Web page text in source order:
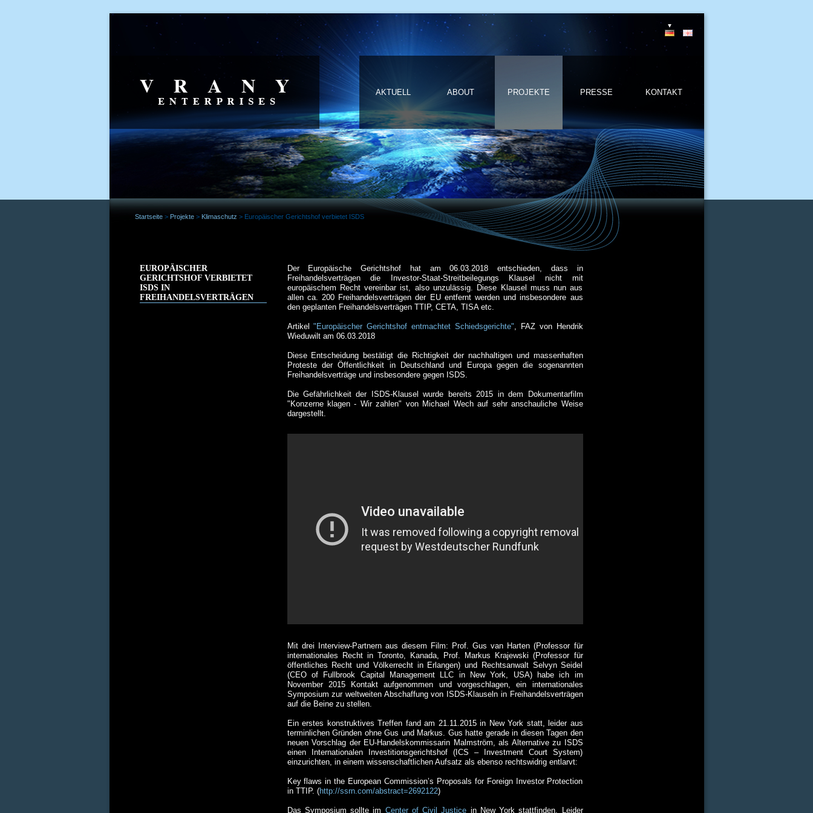
AKTUELL ABOUT PROJEKTE PRESSE KONTAKT
Startseite> Projekte> Klimaschutz > Europäischer Gerichtshof verbietet ISDS
EUROPÄISCHER
GERICHTSHOF VERBIETET
ISDS IN
FREIHANDELSVERTRÄGEN
Der Europäische Gerichtshof hat am 06.03.2018 entschieden, dass in
Freihandelsverträgen die Investor-Staat-Streitbeilegungs Klausel nicht mit
europäischem Recht vereinbar ist, also unzulässig. Diese Klausel muss nun aus
allen ca. 200 Freihandelsverträgen der EU entfernt werden und insbesondere aus
den geplanten Freihandelsverträgen TTIP, CETA, TISA etc.
Artikel"Europäischer Gerichtshof entmachtet Schiedsgerichte", FAZ von Hendrik
Wieduwilt am 06.03.2018
Diese Entscheidung bestätigt die Richtigkeit der nachhaltigen und massenhaften
Proteste der Öffentlichkeit in Deutschland und Europa gegen die sogenannten
Freihandelsverträge und insbesondere gegen ISDS.
Die Gefährlichkeit der ISDS-Klausel wurde bereits 2015 in dem Dokumentarfilm
"Konzerne klagen - Wir zahlen" von Michael Wech auf sehr anschauliche Weise
dargestellt.
Mit drei Interview-Partnern aus diesem Film: Prof. Gus van Harten (Professor für
internationales Recht in Toronto, Kanada, Prof. Markus Krajewski (Professor für
öffentliches Recht und Völkerrecht in Erlangen) und Rechtsanwalt Selvyn Seidel
(CEO of Fullbrook Capital Management LLC in New York, USA) habe ich im
November 2015 Kontakt aufgenommen und vorgeschlagen, ein internationales
Symposium zur weltweiten Abschaffung von ISDS-Klauseln in Freihandelsverträgen
auf die Beine zu stellen.
Ein erstes konstruktives Treffen fand am 21.11.2015 in New York statt, leider aus
terminlichen Gründen ohne Gus und Markus. Gus hatte gerade in diesen Tagen den
neuen Vorschlag der EU-Handelskommissarin Malmström, als Alternative zu ISDS
einen Internationalen Investitionsgerichtshof (ICS – Investment Court System)
einzurichten, in einem wissenschaftlichen Aufsatz als ebenso rechtswidrig entlarvt:
Key flaws in the European Commission’s Proposals for Foreign Investor Protection
in TTIP. (http://ssrn.com/abstract=2692122)
Das Symposium sollte im Center of Civil Justice in New York stattfinden. Leider